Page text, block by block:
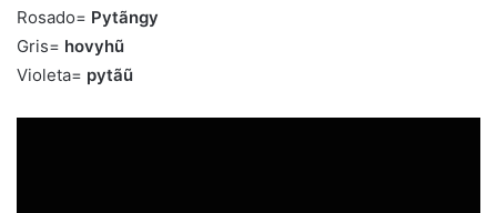
Rosado= Pytãngy
Gris= hovyhũ
Violeta= pytãũ